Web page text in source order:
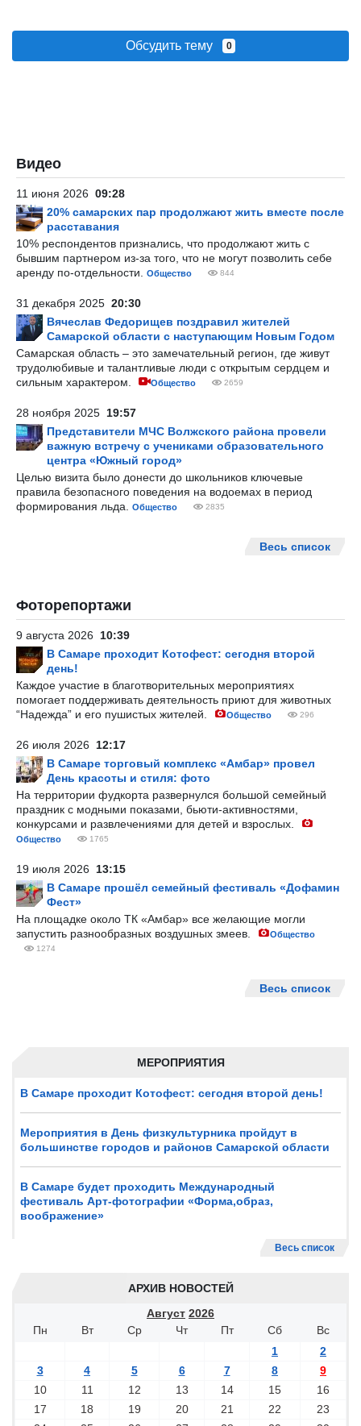
МЕРОПРИЯТИЯ
В Самаре проходит Котофест: сегодня второй день!
Мероприятия в День физкультурника пройдут в
большинстве городов и районов Самарской области
В Самаре будет проходить Международный
фестиваль Арт-фотографии «Форма,образ,
воображение»
Весь список
АРХИВ НОВОСТЕЙ
Август 2026
Пн
Вт Ср Чт Пт Сб
Вс
1
2
3
4 5 6 7 8
9
10
11 12 13 14 15
16
17
18 19 20 21 22
23
Обсудить тему 0
Видео
11 июня 2026 09:28
20% самарских пар продолжают жить вместе после
расставания
10% респондентов признались, что продолжают жить с
бывшим партнером из-за того, что не могут позволить себе
аренду по-отдельности.
Общество 844
31 декабря 2025 20:30
Вячеслав Федорищев поздравил жителей
Самарской области с наступающим Новым Годом
Самарская область – это замечательный регион, где живут
трудолюбивые и талантливые люди с открытым сердцем и
сильным характером.
Общество 2659
28 ноября 2025 19:57
Представители МЧС Волжского района провели
важную встречу с учениками образовательного
центра «Южный город»
Целью визита было донести до школьников ключевые
правила безопасного поведения на водоемах в период
формирования льда.
Общество 2835
Весь список
Фоторепортажи
9 августа 2026 10:39
В Самаре проходит Котофест: сегодня второй
день!
Каждое участие в благотворительных мероприятиях
помогает поддерживать деятельность приют для животных
“Надежда” и его пушистых жителей.
Общество 296
26 июля 2026 12:17
В Самаре торговый комплекс «Амбар» провел
День красоты и стиля: фото
На территории фудкорта развернулся большой семейный
праздник с модными показами, бьюти-активностями,
конкурсами и развлечениями для детей и взрослых.
Общество 1765
19 июля 2026 13:15
В Самаре прошёл семейный фестиваль «Дофамин
Фест»
На площадке около ТК «Амбар» все желающие могли
запустить разнообразных воздушных змеев.
Общество
1274
Весь список